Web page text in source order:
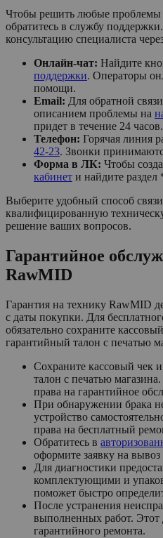
Чтобы решить любые проблемы
обратитесь в службу
консультацию специалиста
Онлайн-чат: Найдите
поддержки. Операторы
помощи.
Email: Для обратной
описанием проблемы на
придет в течение 24 часов.
Телефон: Горячая линия
42-23. Звонки
Форма в ЛК: Чтобы
кабинет и найдите
Выберите удобный способ
квалифицированную
решение ваших вопросов.
Гарантийное
RawMID
Гарантия на технику RawMID
с даты покупки. Для
обязательно сохраните
гарантийный талон с печатью
Сохраните кассовый чек
талон с печатью
права на гарантийное
При обнаружении брака
устройство
права на бесплатный
Обратитесь в
оформите заявку на вывоз
Для диагностики
комплектующими и
поможет быстро
После устранения
выполненных работ. Этот
гарантийного ремонта.